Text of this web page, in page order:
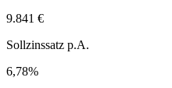
9.841 €
Sollzinssatz p.A.
6,78%